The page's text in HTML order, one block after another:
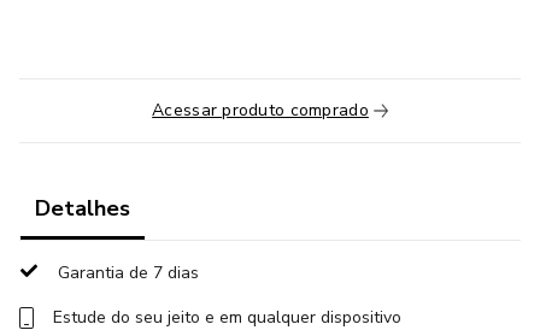
Acessar produto comprado
Detalhes
Garantia de 7 dias
Estude do seu jeito e em qualquer dispositivo